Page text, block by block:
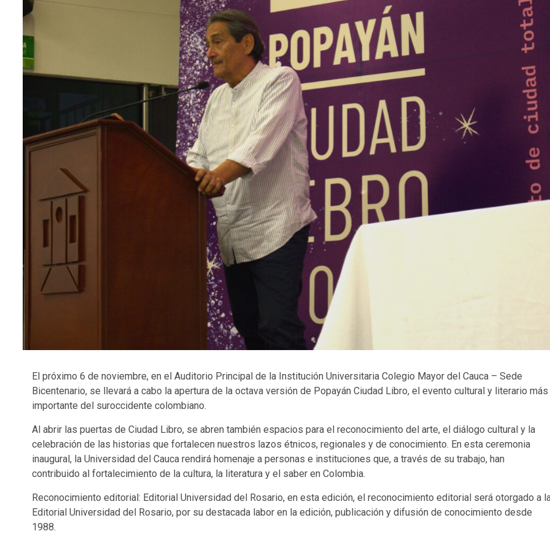
El próximo 6 de noviembre, en el Auditorio Principal de la Institución Universitaria Colegio Mayor del Cauca – Sede
Bicentenario, se llevará a cabo la apertura de la octava versión de Popayán Ciudad Libro, el evento cultural y literario más
importante del suroccidente colombiano.
Al abrir las puertas de Ciudad Libro, se abren también espacios para el reconocimiento del arte, el diálogo cultural y la
celebración de las historias que fortalecen nuestros lazos étnicos, regionales y de conocimiento. En esta ceremonia
inaugural, la Universidad del Cauca rendirá homenaje a personas e instituciones que, a través de su trabajo, han
contribuido al fortalecimiento de la cultura, la literatura y el saber en Colombia.
Reconocimiento editorial: Editorial Universidad del Rosario, en esta edición, el reconocimiento editorial será otorgado a
Editorial Universidad del Rosario, por su destacada labor en la edición, publicación y difusión de conocimiento desde
1988.